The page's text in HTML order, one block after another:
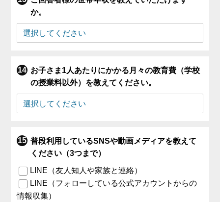
か。
お子さま1人あたりにかかる月々の教育費（学校
の授業料以外）を教えてください。
普段利用しているSNSや動画メディアを教えて
ください（3つまで）
LINE（友人知人や家族と連絡）
LINE（フォローしている公式アカウントからの
情報収集）